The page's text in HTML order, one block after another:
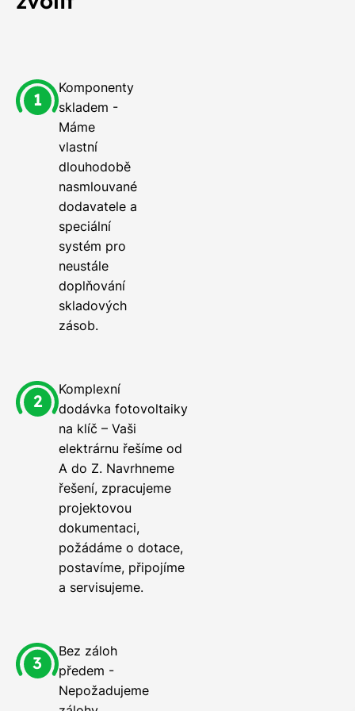
Komponenty
skladem -
Máme
vlastní
dlouhodobě
nasmlouvané
dodavatele a
speciální
systém pro
neustále
doplňování
skladových
zásob.
Komplexní
dodávka fotovoltaiky
na klíč – Vaši
elektrárnu řešíme od
A do Z. Navrhneme
řešení, zpracujeme
projektovou
dokumentaci,
požádáme o dotace,
postavíme, připojíme
a servisujeme.
Bez záloh
předem -
Nepožadujeme